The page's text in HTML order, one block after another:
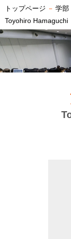
トップページ － 学部
Toyohiro Hamaguchi